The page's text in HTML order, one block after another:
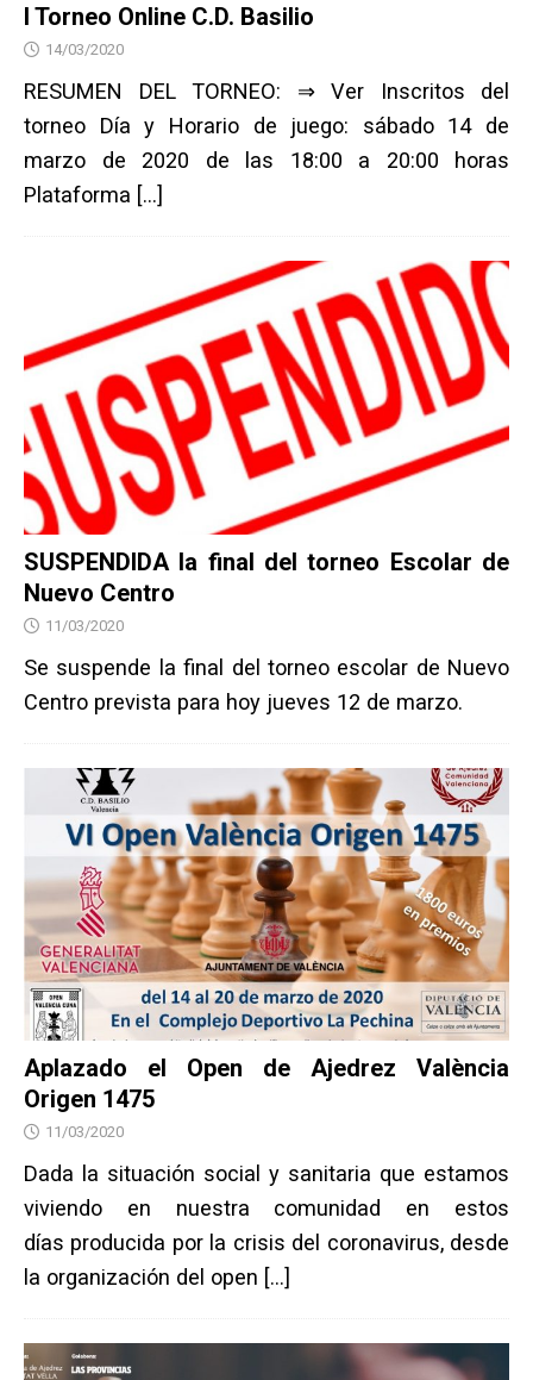
I Torneo Online C.D. Basilio
14/03/2020
RESUMEN DEL TORNEO: ⇒ Ver Inscritos del
torneo Día y Horario de juego: sábado 14 de
marzo de 2020 de las 18:00 a 20:00 horas
Plataforma […]
SUSPENDIDA la final del torneo Escolar de
Nuevo Centro
11/03/2020
Se suspende la final del torneo escolar de Nuevo
Centro prevista para hoy jueves 12 de marzo.
Aplazado el Open de Ajedrez València
Origen 1475
11/03/2020
Dada la situación social y sanitaria que estamos
viviendo en nuestra comunidad en estos
días producida por la crisis del coronavirus, desde
la organización del open […]